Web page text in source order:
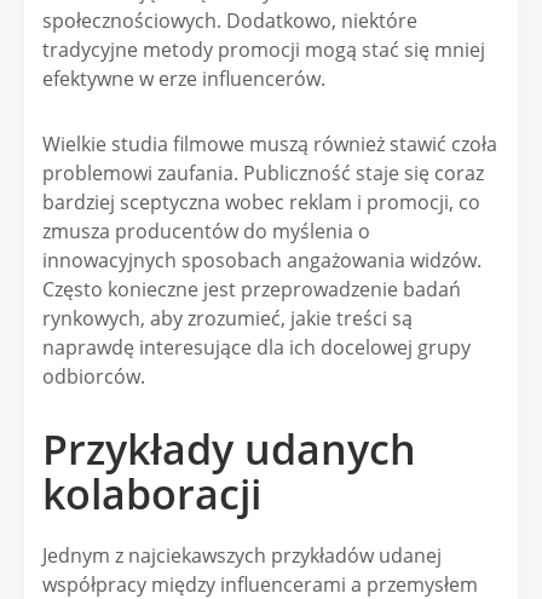
społecznościowych. Dodatkowo, niektóre
tradycyjne metody promocji mogą stać się mniej
efektywne w erze influencerów.
Wielkie studia filmowe muszą również stawić czoła
problemowi zaufania. Publiczność staje się coraz
bardziej sceptyczna wobec reklam i promocji, co
zmusza producentów do myślenia o
innowacyjnych sposobach angażowania widzów.
Często konieczne jest przeprowadzenie badań
rynkowych, aby zrozumieć, jakie treści są
naprawdę interesujące dla ich docelowej grupy
odbiorców.
Przykłady udanych
kolaboracji
Jednym z najciekawszych przykładów udanej
współpracy między influencerami a przemysłem